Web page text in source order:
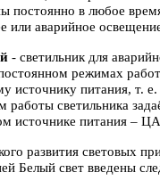
постоянно в любое
или аварийное
- светильник для
режимах
источнику питания, т.
работы светильника
источнике питания
развития световых
Белый свет введены